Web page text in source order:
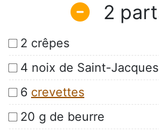
2
2 crêpes
4 noix de Saint-Jacques
6 crevettes
20 g de beurre